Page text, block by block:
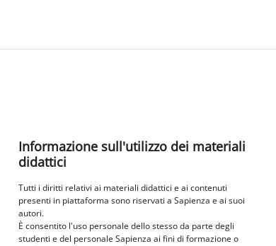
Blocchi
Informazione sull'utilizzo dei materiali
didattici
Tutti i diritti relativi ai materiali didattici e ai contenuti
presenti in piattaforma sono riservati a Sapienza e ai suoi
autori.
È consentito l'uso personale dello stesso da parte degli
studenti e del personale Sapienza ai fini di formazione o